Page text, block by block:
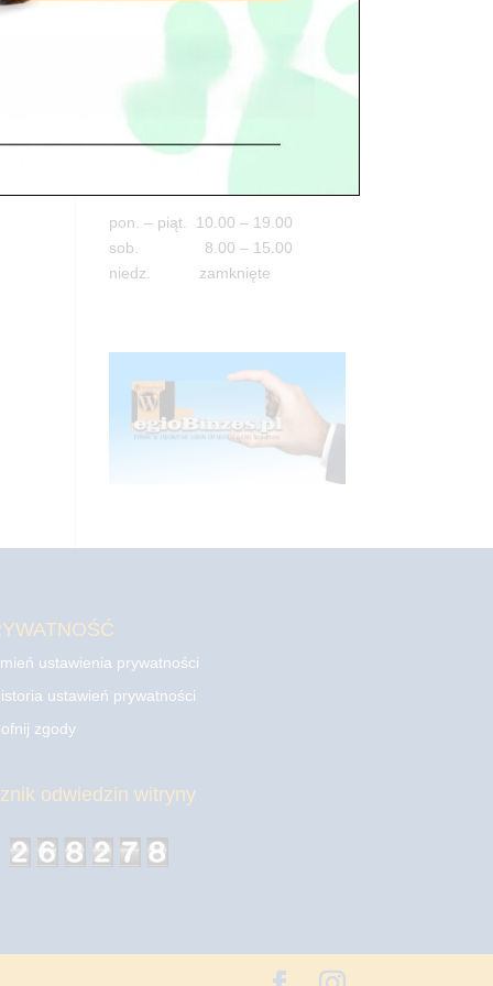
05-100 Nowy Dwór Mazowiecki
tel. 503 900 215
pon. – piąt. 10.00 – 19.00
sob. 8.00 – 15.00
niedz. zamknięte
ustawienia prywatności
ustawień prywatności
zgody
odwiedzin witryny